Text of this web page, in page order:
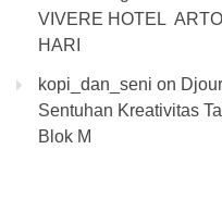
VIVERE HOTEL
HARI
kopi_dan_seni on
Sentuhan Kreativitas
Blok M